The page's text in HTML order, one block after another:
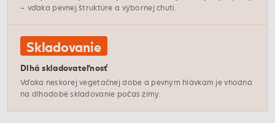
– vďaka pevnej štruktúre a výbornej chuti.
Skladovanie
Dlhá skladovateľnosť
Vďaka neskorej vegetačnej dobe a pevným hlávkam je vhodná
na dlhodobé skladovanie počas zimy.